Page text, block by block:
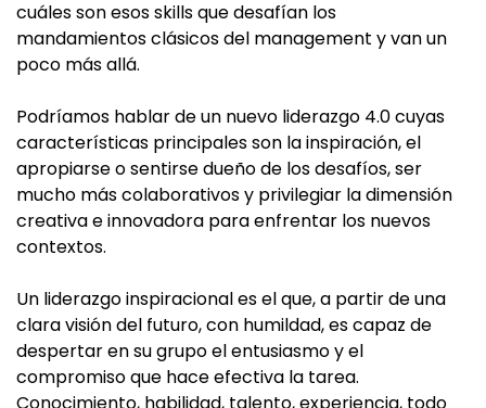
cuáles son esos skills que desafían los
mandamientos clásicos del management y van un
poco más allá.
Podríamos hablar de un nuevo liderazgo 4.0 cuyas
características principales son la inspiración, el
apropiarse o sentirse dueño de los desafíos, ser
mucho más colaborativos y privilegiar la dimensión
creativa e innovadora para enfrentar los nuevos
contextos.
Un liderazgo inspiracional es el que, a partir de una
clara visión del futuro, con humildad, es capaz de
despertar en su grupo el entusiasmo y el
compromiso que hace efectiva la tarea.